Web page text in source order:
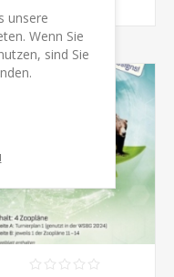
unsere
Wenn Sie
sind Sie